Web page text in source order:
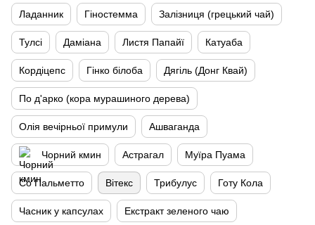
Ладанник Гіностемма Залізниця (грецький чай)
Тулсі Даміана Листя Папайї Катуаба
Кордіцепс Гінко білоба Дягіль (Донг Квай)
По д'арко (кора мурашиного дерева)
Олія вечірньої примули Ашваганда
Чорний кмин Астрагал Муїра Пуама
Со Пальметто Вітекс Трибулус Готу Кола
Часник у капсулах Екстракт зеленого чаю